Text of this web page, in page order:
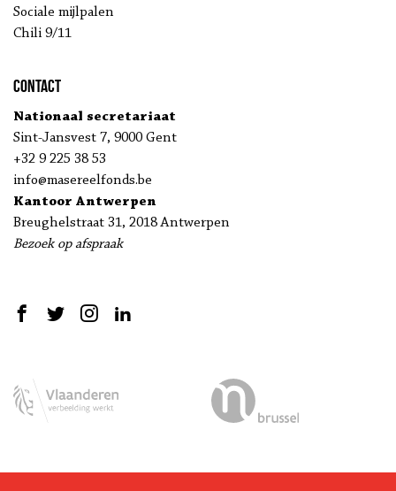
Sociale mijlpalen
Chili 9/11
Contact
Nationaal secretariaat
Sint-Jansvest 7, 9000 Gent
+32 9 225 38 53
info@masereelfonds.be
Kantoor Antwerpen
Breughelstraat 31, 2018 Antwerpen
Bezoek op afspraak